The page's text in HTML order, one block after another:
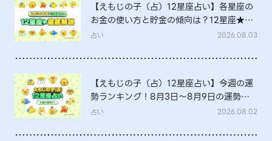
【えもじの子（占）12星座占い】各星座の
お金の使い方と貯金の傾向は？12星座★徹
底解説
占い 2026.08.03
【えもじの子（占）12星座占い】今週の運
勢ランキング！8月3日～8月9日の運勢
は？
占い 2026.08.02